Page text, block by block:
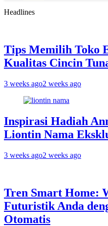
Headlines
Tips Memilih Toko
Kualitas Cincin
3 weeks ago2 weeks ago
Inspirasi Hadiah
Liontin Nama
3 weeks ago2 weeks ago
Tren Smart Home:
Futuristik Anda
Otomatis